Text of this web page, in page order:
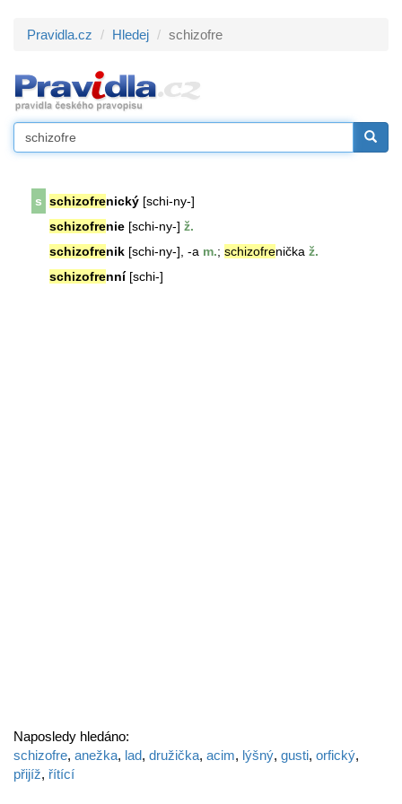
Pravidla.cz Hledej schizofre
s schizofrenický [schi-ny-]
schizofrenie [schi-ny-] ž.
schizofrenik [schi-ny-], -a m.; schizofrenička ž.
schizofrenní[schi-]
Naposledy hledáno:
schizofre, anežka, lad, družička, acim, lýšný, gusti, orfický,
přijíž, řítící